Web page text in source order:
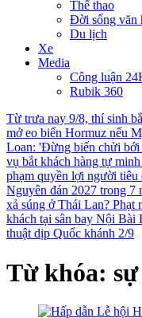
Thể thao
Đời sống văn
Du lịch
Xe
Media
Công luận
Rubik 360
Từ trưa nay 9/8, thí sinh
mở eo biển Hormuz nếu
Loan: 'Đừng biến chửi bới
vụ bắt khách hàng tự
phạm quyền lợi người tiêu
Nguyên đán 2027 trong 7
xả súng ở Thái Lan? Phạt
khách tại sân bay Nội Bài
thuật dịp Quốc khánh 2/9
Từ khóa: